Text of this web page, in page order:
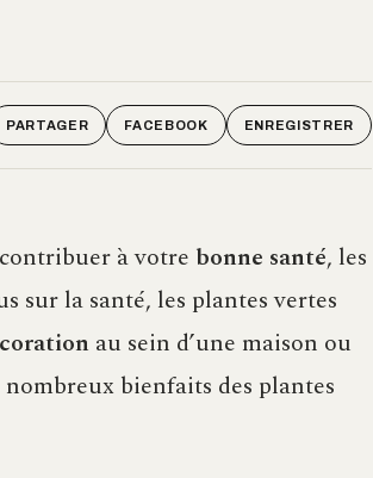
PARTAGER FACEBOOK ENREGISTRER
à votre bonne santé, les
sur la santé, les plantes vertes
au sein d’une maison ou
bienfaits des plantes